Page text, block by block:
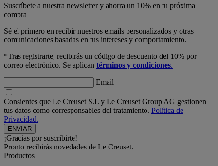
Suscríbete a nuestra newsletter y ahorra un 10% en tu próxima
compra
Sé el primero en recibir nuestros emails personalizados y otras
comunicaciones basadas en tus intereses y comportamiento.
*Tras registrarte, recibirás un código de descuento del 10% por
correo electrónico. Se aplican términos y condiciones.
Email
Consientes que Le Creuset S.L y Le Creuset Group AG gestionen
tus datos como corresponsables del tratamiento. Política de
Privacidad.
¡Gracias por suscribirte!
Pronto recibirás novedades de Le Creuset.
Productos